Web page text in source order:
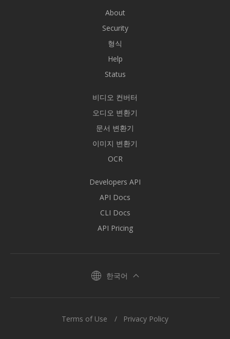
About
Security
형식
Help
Status
비디오 컨버터
오디오 변환기
문서 변환기
이미지 변환기
OCR
Developers API
API Docs
CLI Docs
API Pricing
한국어
Terms of Use Privacy Policy